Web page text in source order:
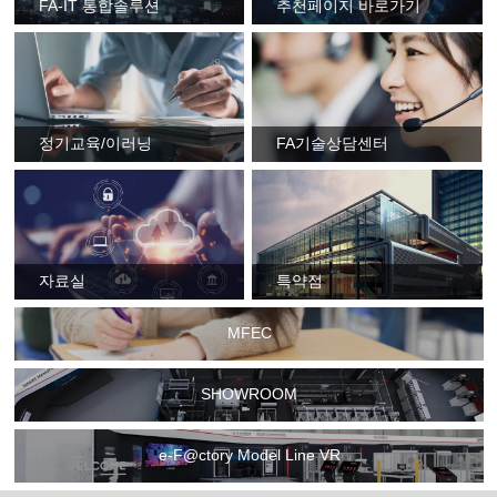
FA-IT 통합솔루션 추천페이지 바로가기
정기교육/이러닝 FA기술상담센터
자료실 특약점
MFEC
SHOWROOM
e-F@ctory Model Line VR